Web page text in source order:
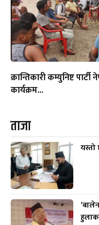
क्रान्तिकारी कम्युनिष्ट
कार्यक्रम...
ताजा